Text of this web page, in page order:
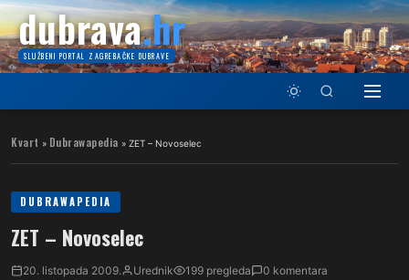
dubrava.hr
SLUŽBENI PORTAL ZAGREBAČKE DUBRAVE
Kvart » Dubrawapedia » ZET – Novoselec
DUBRAWAPEDIA
ZET – Novoselec
20. listopada 2009. Urednik 199 pregleda
0 komentara